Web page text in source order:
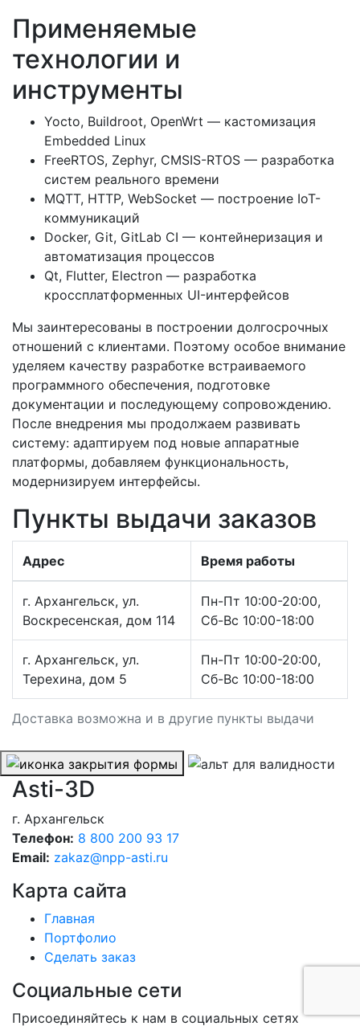
Применяемые
технологии и
инструменты
Yocto, Buildroot, OpenWrt — кастомизация
Embedded Linux
FreeRTOS, Zephyr, CMSIS-RTOS — разработка
систем реального времени
MQTT, HTTP, WebSocket — построение IoT-
коммуникаций
Docker, Git, GitLab CI — контейнеризация и
автоматизация процессов
Qt, Flutter, Electron — разработка
кроссплатформенных UI-интерфейсов
Мы заинтересованы в построении долгосрочных
отношений с клиентами. Поэтому особое внимание
уделяем качеству разработке встраиваемого
программного обеспечения, подготовке
документации и последующему сопровождению.
После внедрения мы продолжаем развивать
систему: адаптируем под новые аппаратные
платформы, добавляем функциональность,
модернизируем интерфейсы.
Пункты выдачи заказов
Доставка возможна и в другие пункты выдачи
Адрес Время работы
г. Архангельск, ул.
Воскресенская, дом 114
Пн-Пт 10:00-20:00,
Сб-Вс 10:00-18:00
г. Архангельск, ул.
Терехина, дом 5
Пн-Пт 10:00-20:00,
Сб-Вс 10:00-18:00
Asti-3D
г. Архангельск
Телефон: 8 800 200 93 17
Email: zakaz@npp-asti.ru
Карта сайта
Главная
Портфолио
Сделать заказ
Социальные сети
Присоединяйтесь к нам в социальных сетях